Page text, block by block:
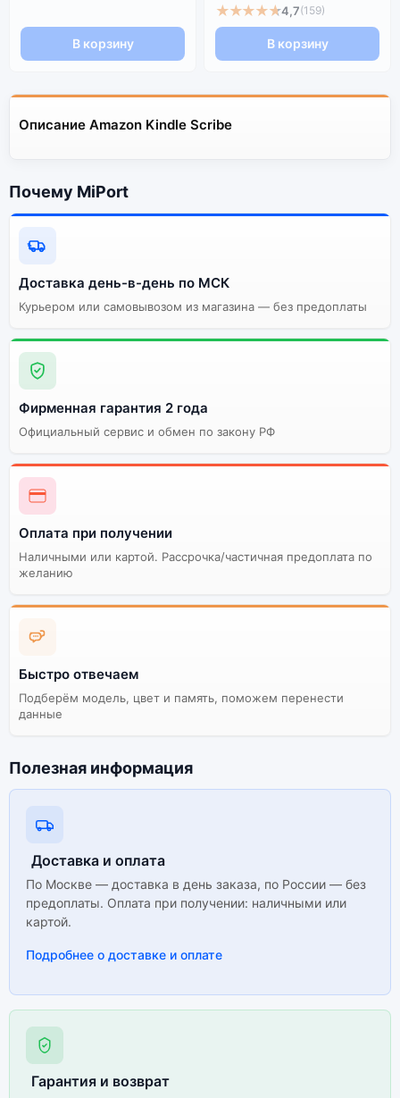
В корзину
★★★★★4,7(159)
В корзину
Описание Amazon Kindle Scribe
Почему MiPort
Доставка день-в-день по МСК
Курьером или самовывозом из магазина — без предоплаты
Фирменная гарантия 2 года
Официальный сервис и обмен по закону РФ
Оплата при получении
Наличными или картой. Рассрочка/частичная предоплата по
желанию
Быстро отвечаем
Подберём модель, цвет и память, поможем перенести
данные
Полезная информация
Доставка и оплата
По Москве — доставка в день заказа, по России — без
предоплаты. Оплата при получении: наличными или
картой.
Подробнее о доставке и оплате
Гарантия и возврат